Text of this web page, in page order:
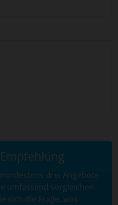
drei Angebote
umfassend vergleichen
sich die Frage, was